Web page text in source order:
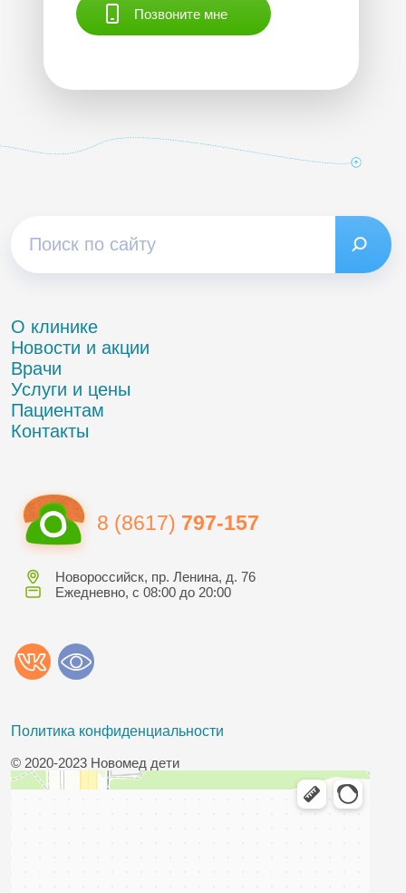
Позвоните мне
О клинике
Новости и акции
Врачи
Услуги и цены
Пациентам
Контакты
8 (8617) 797-157
Новороссийск, пр. Ленина, д. 76
Ежедневно, с 08:00 до 20:00
Политика конфиденциальности
© 2020-2023 Новомед дети